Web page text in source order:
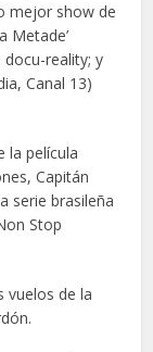
mejor show de
Metade’
reality; y
Canal 13)
la película
Capitán
serie brasileña
Stop
vuelos de la